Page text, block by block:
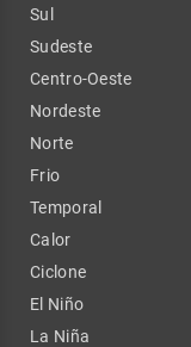
Sul
Sudeste
Centro-Oeste
Nordeste
Norte
Frio
Temporal
Calor
Ciclone
El Niño
La Niña